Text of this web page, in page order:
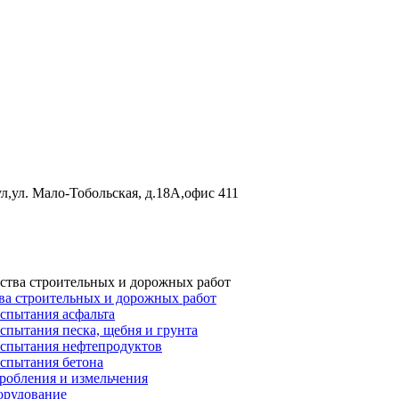
Мало-Тобольская, д.18А,офис 411
строительных и дорожных работ
асфальта
песка, щебня и грунта
нефтепродуктов
бетона
и измельчения